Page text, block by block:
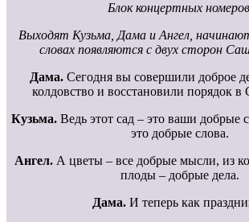
Блок концертных
Выходят Кузьма, Дама и Ангел,
словах появляются с двух сторон
Дама. Сегодня вы совершили доброе
колдовство и восстановили порядок
Кузьма. Ведь этот сад – это ваши добрые
это добрые слова.
Ангел. А цветы – все добрые мысли, из
плоды – добрые дела.
Дама. И теперь как